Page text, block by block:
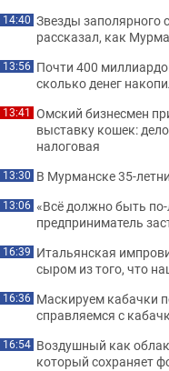
14:40 Звезды заполярного
рассказал, как
13:56 Почти 400
сколько денег
13:41 Омский бизнесмен
выставку кошек:
налоговая
13:30 В Мурманске 35-
13:06 «Всё должно быть
предприниматель
16:39 Итальянская
сыром из того, что
16:36 Маскируем кабачки
справляемся с
16:54 Воздушный как
который сохраняет